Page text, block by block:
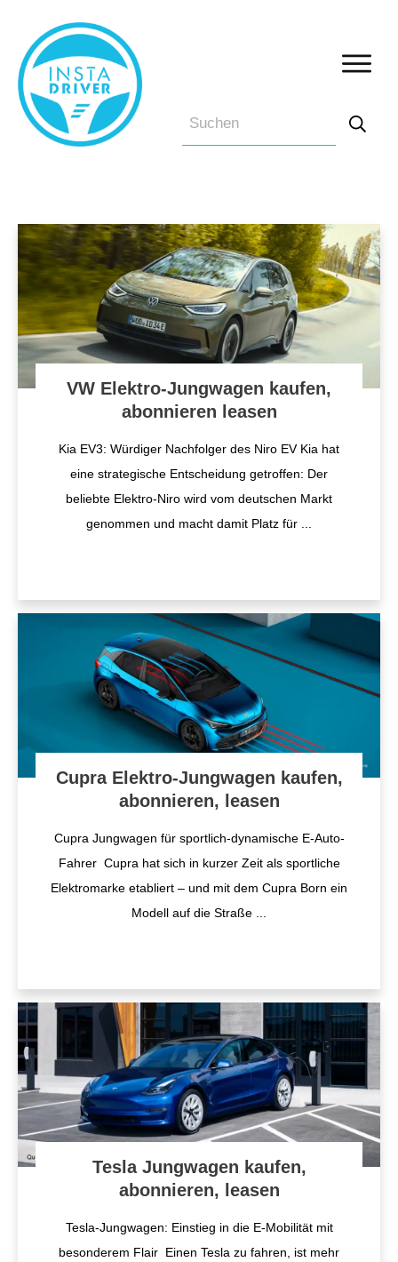
VW Elektro-Jungwagen kaufen,
abonnieren leasen
Kia EV3: Würdiger Nachfolger des Niro EV Kia hat
eine strategische Entscheidung getroffen: Der
beliebte Elektro-Niro wird vom deutschen Markt
genommen und macht damit Platz für
Cupra Elektro-Jungwagen kaufen,
abonnieren, leasen
Cupra Jungwagen für sportlich-dynamische E-Auto-
Fahrer Cupra hat sich in kurzer Zeit als sportliche
Elektromarke etabliert – und mit dem Cupra Born ein
Modell auf die Straße
Tesla Jungwagen kaufen,
abonnieren, leasen
Tesla-Jungwagen: Einstieg in die E-Mobilität mit
besonderem Flair Einen Tesla zu fahren, ist mehr